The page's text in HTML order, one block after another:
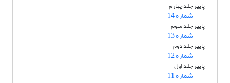
پاییز جلد چهارم
شماره 14
پاییز جلد سوم
شماره 13
پاییز جلد دوم
شماره 12
پاییز جلد اول
شماره 11